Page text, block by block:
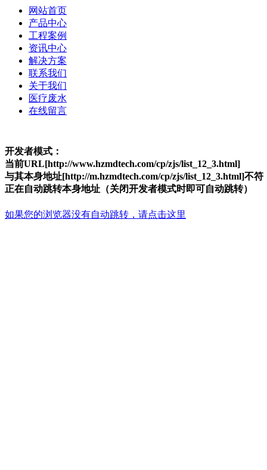
网站首页
产品中心
工程案例
资讯中心
解决方案
联系我们
关于我们
医疗废水
在线留言
开发者模式：
当前URL[http://www.hzmdtech.com/cp/zjs/list_12_3.html]
与其本身地址[http://m.hzmdtech.com/cp/zjs/list_12_3.html]不符
正在自动跳转本身地址（关闭开发者模式时即可自动跳转）
如果您的浏览器没有自动跳转，请点击这里